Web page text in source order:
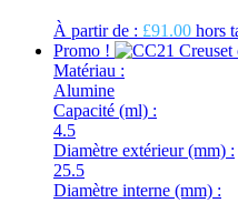
À partir de : £91.00 hors
Promo !
Matériau :
Alumine
Capacité (ml) :
4.5
Diamètre extérieur (mm) :
25.5
Diamètre interne (mm) :